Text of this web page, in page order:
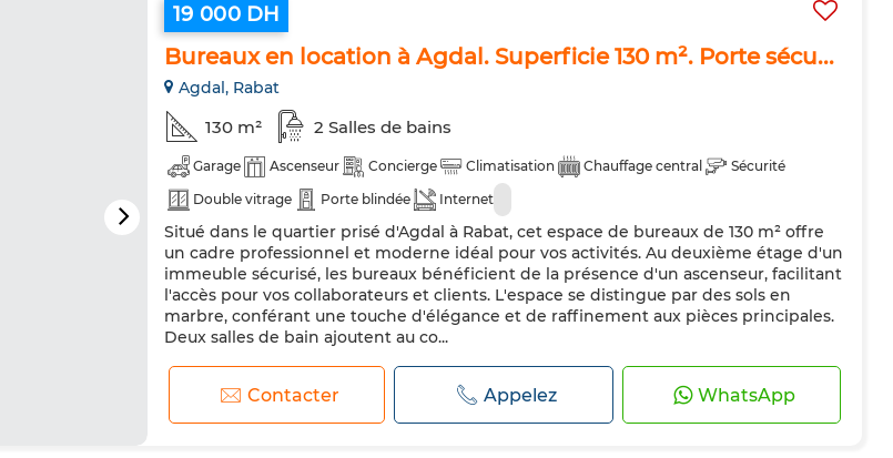
19 000 DH
Bureaux en location à Agdal. Superficie 130 m². Porte sécu...
Agdal, Rabat
130 m² 2 Salles de bains
Garage Ascenseur Concierge Climatisation Chauffage central
Sécurité
Double vitrage
Porte blindée Internet
Situé dans le quartier prisé d'Agdal à Rabat, cet espace de bureaux de 130 m² offre
un cadre professionnel et moderne idéal pour vos activités. Au deuxième étage d'un
immeuble sécurisé, les bureaux bénéficient de la présence d'un ascenseur, facilitant
l'accès pour vos collaborateurs et clients. L'espace se distingue par des sols en
marbre, conférant une touche d'élégance et de raffinement aux pièces principales.
Deux salles de bain ajoutent au co...
Contacter Appelez WhatsApp